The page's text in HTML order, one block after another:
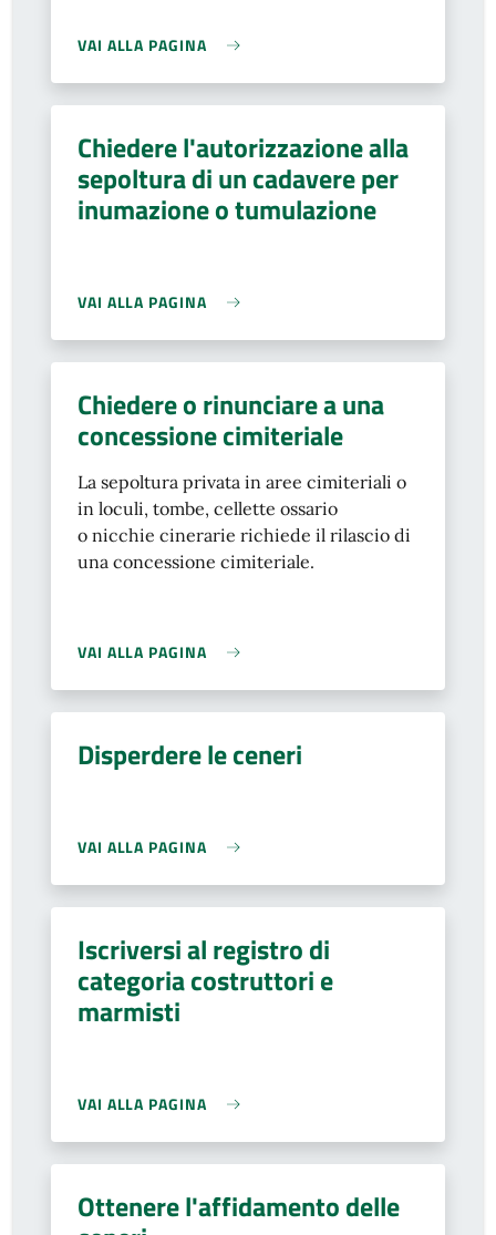
VAI ALLA PAGINA
Chiedere l'autorizzazione alla
sepoltura di un cadavere per
inumazione o tumulazione
VAI ALLA PAGINA
Chiedere o rinunciare a una
concessione cimiteriale
La sepoltura privata in aree cimiteriali o
in loculi, tombe, cellette ossario
o nicchie cinerarie richiede il rilascio di
una concessione cimiteriale.
VAI ALLA PAGINA
Disperdere le ceneri
VAI ALLA PAGINA
Iscriversi al registro di
categoria costruttori e
marmisti
VAI ALLA PAGINA
Ottenere l'affidamento delle